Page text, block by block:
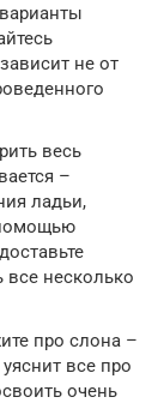
не от
весь
–
ладьи,
несколько
про слона –
все про
очень